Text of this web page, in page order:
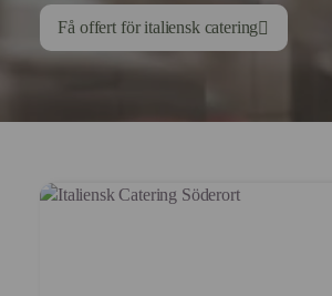
Få offert för italiensk catering